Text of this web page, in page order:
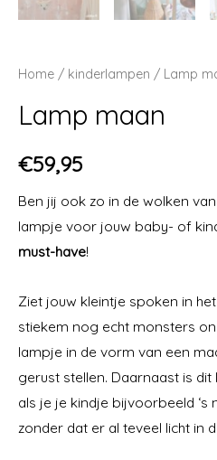
Home / kinderlampen / Lamp
Lamp maan
€59,95
Ben jij ook zo in de wolken
lampje voor jouw baby- of
must-have!
Ziet jouw kleintje spoken in
stiekem nog echt monsters
lampje in de vorm van een
gerust stellen. Daarnaast is
als je je kindje bijvoorbeeld ‘s
zonder dat er al teveel licht in